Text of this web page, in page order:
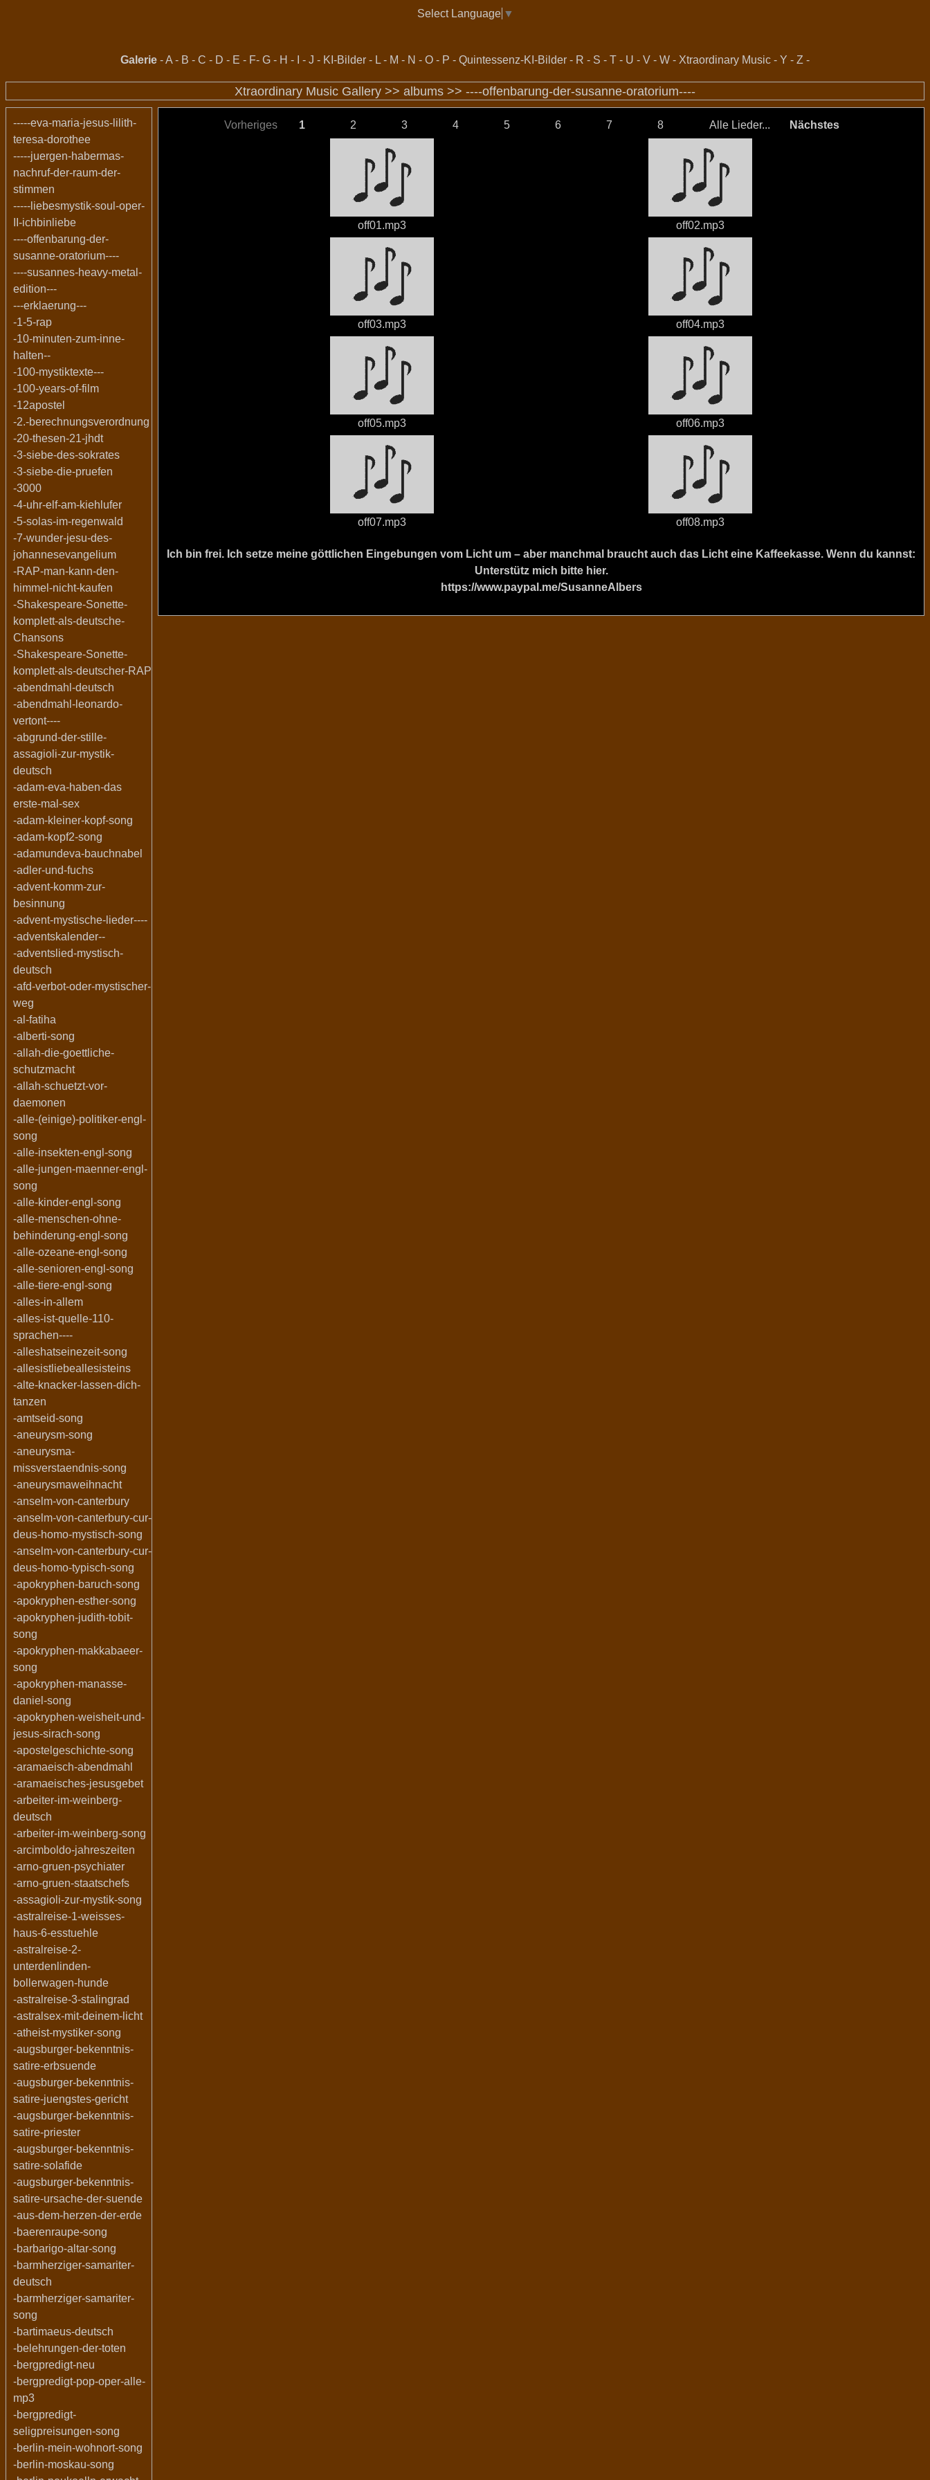
Select Language ▼
Galerie -A - B - C - D - E - F- G - H - - J - KI-Bilder - L - M - N - O - P - Quintessenz-KI-Bilder - R - S - T - U - V - W - Xtraordinary Music - Y - Z -
Xtraordinary Music Gallery >> albums >> ----offenbarung-der-susanne-oratorium----
-----eva-maria-jesus-lilith-
teresa-dorothee
-----juergen-habermas-
nachruf-der-raum-der-
stimmen
-----liebesmystik-soul-oper-
II-ichbinliebe
----offenbarung-der-
susanne-oratorium----
----susannes-heavy-metal-
edition---
---erklaerung---
-1-5-rap
-10-minuten-zum-inne-
halten--
-100-mystiktexte---
-100-years-of-film
-12apostel
-2.-berechnungsverordnung
-20-thesen-21-jhdt
-3-siebe-des-sokrates
-3-siebe-die-pruefen
-3000
-4-uhr-elf-am-kiehlufer
-5-solas-im-regenwald
-7-wunder-jesu-des-
johannesevangelium
-RAP-man-kann-den-
himmel-nicht-kaufen
-Shakespeare-Sonette-
komplett-als-deutsche-
Chansons
-Shakespeare-Sonette-
komplett-als-deutscher-RAP
-abendmahl-deutsch
-abendmahl-leonardo-
vertont----
-abgrund-der-stille-
assagioli-zur-mystik-
deutsch
-adam-eva-haben-das
erste-mal-sex
-adam-kleiner-kopf-song
-adam-kopf2-song
-adamundeva-bauchnabel
-adler-und-fuchs
-advent-komm-zur-
besinnung
-advent-mystische-lieder----
-adventskalender--
-adventslied-mystisch-
deutsch
-afd-verbot-oder-mystischer-
weg
-al-fatiha
-alberti-song
-allah-die-goettliche-
schutzmacht
-allah-schuetzt-vor-
daemonen
-alle-(einige)-politiker-engl-
song
-alle-insekten-engl-song
-alle-jungen-maenner-engl-
song
-alle-kinder-engl-song
-alle-menschen-ohne-
behinderung-engl-song
-alle-ozeane-engl-song
-alle-senioren-engl-song
-alle-tiere-engl-song
-alles-in-allem
-alles-ist-quelle-110-
sprachen----
-alleshatseinezeit-song
-allesistliebeallesisteins
-alte-knacker-lassen-dich-
tanzen
-amtseid-song
-aneurysm-song
-aneurysma-
missverstaendnis-song
-aneurysmaweihnacht
-anselm-von-canterbury
-anselm-von-canterbury-cur-
deus-homo-mystisch-song
-anselm-von-canterbury-cur-
deus-homo-typisch-song
-apokryphen-baruch-song
-apokryphen-esther-song
-apokryphen-judith-tobit-
song
-apokryphen-makkabaeer-
song
-apokryphen-manasse-
daniel-song
-apokryphen-weisheit-und-
jesus-sirach-song
-apostelgeschichte-song
-aramaeisch-abendmahl
-aramaeisches-jesusgebet
-arbeiter-im-weinberg-
deutsch
-arbeiter-im-weinberg-song
-arcimboldo-jahreszeiten
-arno-gruen-psychiater
-arno-gruen-staatschefs
-assagioli-zur-mystik-song
-astralreise-1-weisses-
haus-6-esstuehle
-astralreise-2-
unterdenlinden-
bollerwagen-hunde
-astralreise-3-stalingrad
-astralsex-mit-deinem-licht
-atheist-mystiker-song
-augsburger-bekenntnis-
satire-erbsuende
-augsburger-bekenntnis-
satire-juengstes-gericht
-augsburger-bekenntnis-
satire-priester
-augsburger-bekenntnis-
satire-solafide
-augsburger-bekenntnis-
satire-ursache-der-suende
-aus-dem-herzen-der-erde
-baerenraupe-song
-barbarigo-altar-song
-barmherziger-samariter-
deutsch
-barmherziger-samariter-
song
-bartimaeus-deutsch
-belehrungen-der-toten
-bergpredigt-neu
-bergpredigt-pop-oper-alle-
mp3
-bergpredigt-
seligpreisungen-song
-berlin-mein-wohnort-song
-berlin-moskau-song
Vorheriges 1 2 3 4 5 6 7 8 Alle Lieder... Nächstes
off01.mp3 off02.mp3
off03.mp3 off04.mp3
off05.mp3 off06.mp3
off07.mp3 off08.mp3
Ich bin frei. Ich setze meine göttlichen Eingebungen vom Licht um – aber manchmal braucht auch das Licht eine Kaffeekasse. Wenn du kannst:
Unterstütz mich bitte hier.
https://www.paypal.me/SusanneAlbers